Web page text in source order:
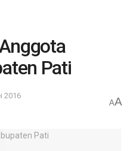
Pati
2016
AA